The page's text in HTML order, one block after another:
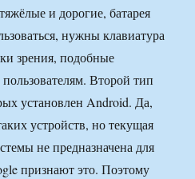
и дорогие, батарея
нужны клавиатура
зрения, подобные
Второй тип
установлен Android. Да,
устройств, но текущая
не предназначена для
признают это. Поэтому